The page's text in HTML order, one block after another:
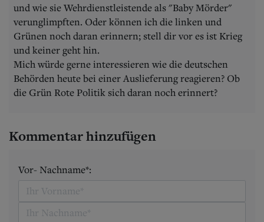
und wie sie Wehrdienstleistende als "Baby Mörder"
verunglimpften. Oder können ich die linken und
Grünen noch daran erinnern; stell dir vor es ist Krieg
und keiner geht hin.
Mich würde gerne interessieren wie die deutschen
Behörden heute bei einer Auslieferung reagieren? Ob
die Grün Rote Politik sich daran noch erinnert?
Kommentar hinzufügen
Vor- Nachname*: